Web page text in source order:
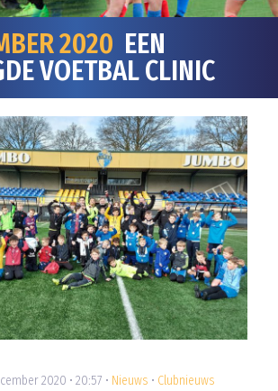
2020 EEN
VOETBAL CLINIC
2020 • 20:57 • Nieuws • Clubnieuws